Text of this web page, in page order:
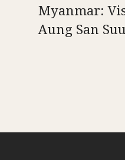
Myanmar:
Aung San